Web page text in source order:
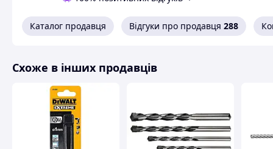
Каталог продавця Відгуки про продавця 288
Схоже в інших продавців